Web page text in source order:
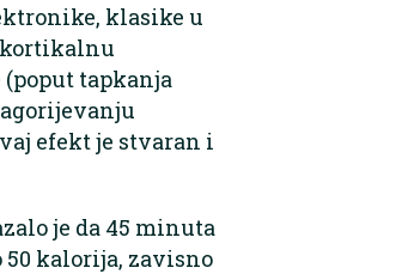
klasike u
kortikalnu
tapkanja
efekt je stvaran i
je da 45 minuta
50 kalorija, zavisno